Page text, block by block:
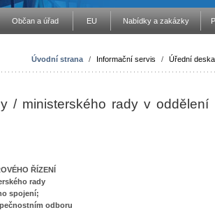
Občan a úřad EU Nabídky a zakázky
Úvodní strana / Informační servis / Úřední deska
/ ministerského rady v oddělení
ŘÍZENÍ
rady
spojení;
odboru